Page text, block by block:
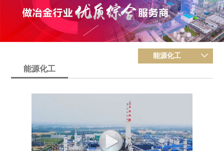
能源化工
能源化工